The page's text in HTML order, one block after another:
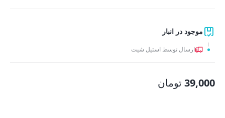
موجود در انبار
ارسال توسط استیل شیت
39,000 تومان